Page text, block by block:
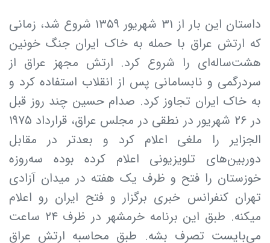
داستان این بار از ۳۱ شهریور ۱۳۵۹ شروع شد، زمانی
که ارتش عراق با حمله به خاک ایران جنگ خونین
هشت‌ساله‌ای را شروع کرد. ارتش مجهز عراق از
سردرگمی و نابسامانی پس از انقلاب استفاده کرد و
به خاک ایران تجاوز کرد. صدام حسین چند روز قبل
در ۲۶ شهریور در نطقی در مجلس عراق، قرارداد ۱۹۷۵
الجزایر را ملغی اعلام کرد و بعدتر در مقابل
دوربین‌های تلویزیونی اعلام کرده بوده سه‌روزه
خوزستان را فتح و ظرف یک هفته در میدان آزادی
تهران کنفرانس خبری برگزار و فتح ایران رو اعلام
میکنه. طبق این برنامه خرمشهر در ظرف ۲۴ ساعت
می‌بایست تصرف بشه. طبق محاسبه ارتش عراق